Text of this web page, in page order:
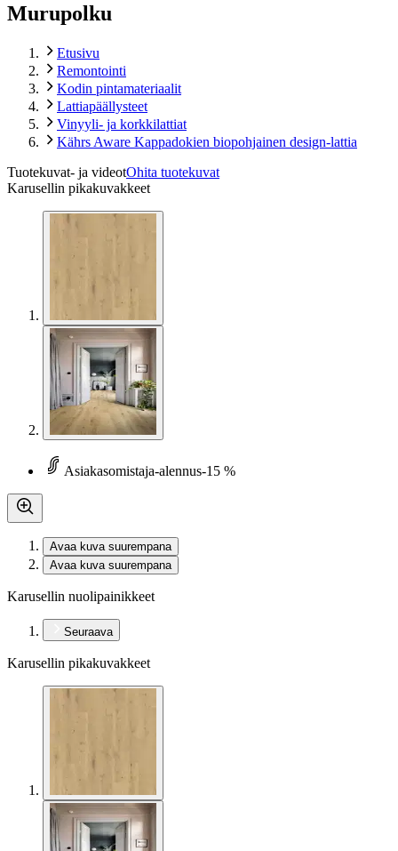
Murupolku
Etusivu
Remontointi
Kodin pintamateriaalit
Lattiapäällysteet
Vinyyli- ja korkkilattiat
Kährs Aware Kappadokien biopohjainen design-lattia
Tuotekuvat- ja videotOhita tuotekuvat
Karusellin pikakuvakkeet
Asiakasomistaja-alennus-15 %
Avaa kuva suurempana
Avaa kuva suurempana
Karusellin nuolipainikkeet
Seuraava
Karusellin pikakuvakkeet